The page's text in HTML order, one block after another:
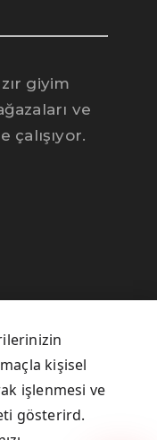
giyim
ve
çalışıyor.
kişisel
işlenmesi ve
gösterird.